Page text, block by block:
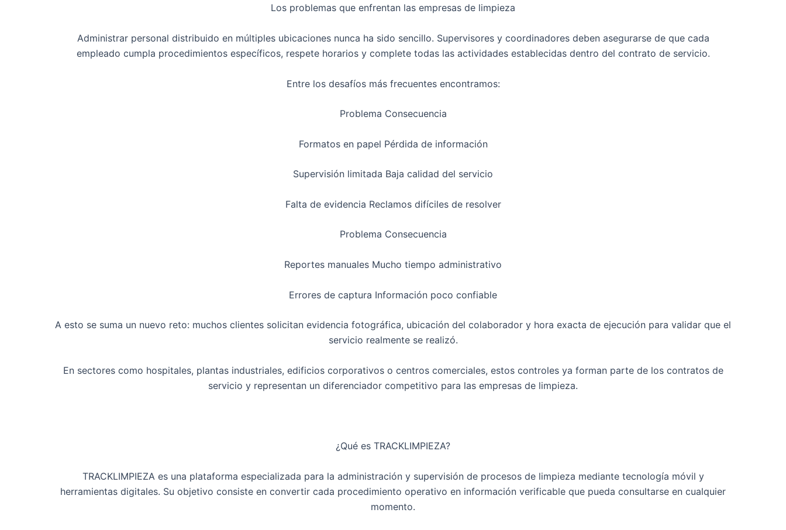
Los problemas que enfrentan las empresas de limpieza
Administrar personal distribuido en múltiples ubicaciones nunca ha sido sencillo. Supervisores y coordinadores deben asegurarse de que cada
empleado cumpla procedimientos específicos, respete horarios y complete todas las actividades establecidas dentro del contrato de servicio.
Entre los desafíos más frecuentes encontramos:
Problema Consecuencia
Formatos en papel Pérdida de información
Supervisión limitada Baja calidad del servicio
Falta de evidencia Reclamos difíciles de resolver
Problema Consecuencia
Reportes manuales Mucho tiempo administrativo
Errores de captura Información poco confiable
A esto se suma un nuevo reto: muchos clientes solicitan evidencia fotográfica, ubicación del colaborador y hora exacta de ejecución para validar que el
servicio realmente se realizó.
En sectores como hospitales, plantas industriales, edificios corporativos o centros comerciales, estos controles ya forman parte de los contratos de
servicio y representan un diferenciador competitivo para las empresas de limpieza.
¿Qué es TRACKLIMPIEZA?
TRACKLIMPIEZA es una plataforma especializada para la administración y supervisión de procesos de limpieza mediante tecnología móvil y
herramientas digitales. Su objetivo consiste en convertir cada procedimiento operativo en información verificable que pueda consultarse en cualquier
momento.